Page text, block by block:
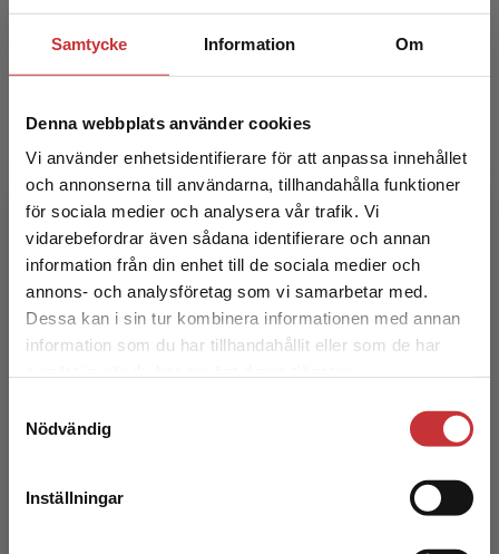
Samtycke Information Om
Denna webbplats använder cookies
Vi använder enhetsidentifierare för att anpassa innehållet
och annonserna till användarna, tillhandahålla funktioner
för sociala medier och analysera vår trafik. Vi
vidarebefordrar även sådana identifierare och annan
information från din enhet till de sociala medier och
annons- och analysföretag som vi samarbetar med.
Dessa kan i sin tur kombinera informationen med annan
information som du har tillhandahållit eller som de har
Nödvändig
Inställningar
Begränsad fraktregion
Det verkar som att du besöker
studentlitteratur.se via en enhet utanför Sverige.
Vi erbjuder inte leveranser utanför Sverige. För
att kunna slutföra ett köp måste
Författare
Eva Ingelsten
Sandeklevsskolan i Göteborg.